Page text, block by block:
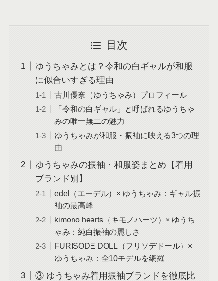
目次
ゆうちゃみとは？令和の白ギャルが和服
に似合いすぎる理由
古川優奈（ゆうちゃみ）プロフィール
「令和の白ギャル」と呼ばれるゆうちゃ
みの唯一無二の魅力
ゆうちゃみが和服・振袖に映える3つの理
由
ゆうちゃみの振袖・和服姿まとめ【着用
ブランド別】
edel（エーデル）× ゆうちゃみ：ギャル振
袖の最高峰
kimono hearts（キモノハーツ）× ゆうち
ゃみ：純白振袖の麗しさ
FURISODE DOLL（フリソデドール）×
ゆうちゃみ：全10モデルを網羅
③ ゆうちゃみ着用振袖ブランドを徹底比